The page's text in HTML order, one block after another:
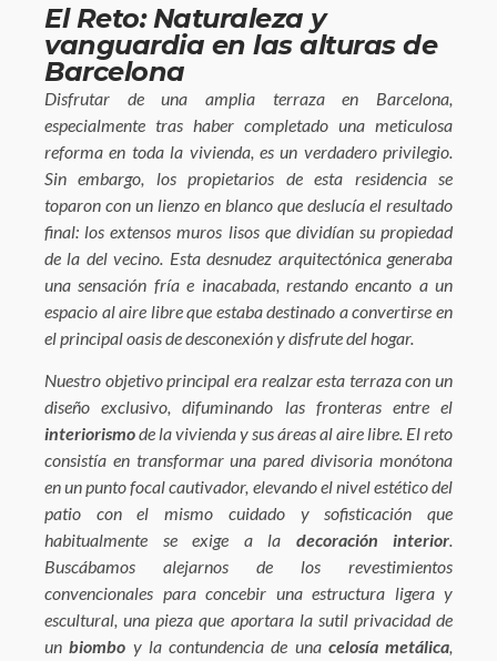
El Reto: Naturaleza y
vanguardia en las alturas de
Barcelona
Disfrutar de una amplia terraza en Barcelona,
especialmente tras haber completado una meticulosa
reforma en toda la vivienda, es un verdadero privilegio.
Sin embargo, los propietarios de esta residencia se
toparon con un lienzo en blanco que deslucía el resultado
final: los extensos muros lisos que dividían su propiedad
de la del vecino. Esta desnudez arquitectónica generaba
una sensación fría e inacabada, restando encanto a un
espacio al aire libre que estaba destinado a convertirse en
el principal oasis de desconexión y disfrute del hogar.
Nuestro objetivo principal era realzar esta terraza con un
diseño exclusivo, difuminando las fronteras entre el
interiorismode la vivienda y sus áreas al aire libre. El reto
consistía en transformar una pared divisoria monótona
en un punto focal cautivador, elevando el nivel estético del
patio con el mismo cuidado y sofisticación que
habitualmente se exige a la decoración interior.
Buscábamos alejarnos de los revestimientos
convencionales para concebir una estructura ligera y
escultural, una pieza que aportara la sutil privacidad de
unbiombo y la contundencia de una celosía metálica,